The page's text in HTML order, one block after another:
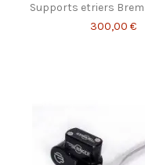
Supports etriers
300,00 €